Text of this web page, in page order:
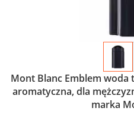
Mont Blanc Emblem woda
aromatyczna, dla
marka